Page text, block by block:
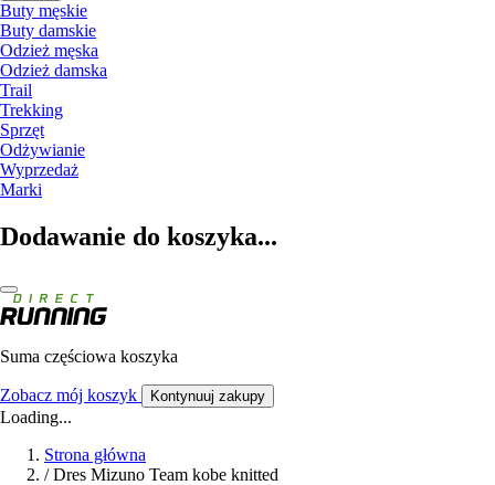
Buty męskie
Buty damskie
Odzież męska
Odzież damska
Trail
Trekking
Sprzęt
Odżywianie
Wyprzedaż
Marki
Dodawanie do koszyka...
Suma częściowa koszyka
Zobacz mój koszyk Kontynuuj zakupy
Loading...
Strona główna
/ Dres Mizuno Team kobe knitted